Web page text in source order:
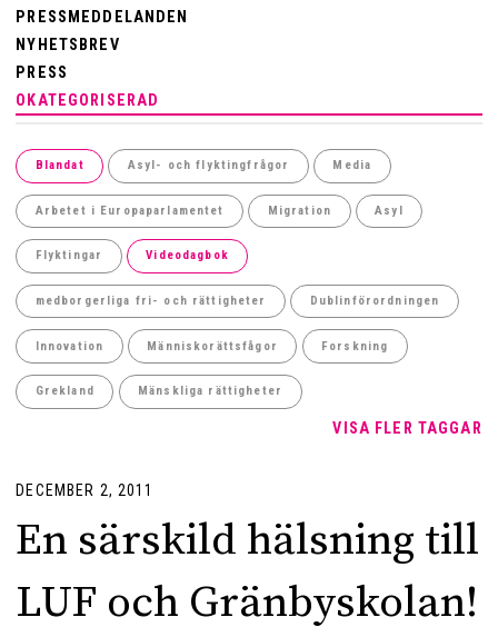
PRESSMEDDELANDEN
NYHETSBREV
PRESS
OKATEGORISERAD
Blandat Asyl- och flyktingfrågor Media
Arbetet i Europaparlamentet Migration Asyl
Flyktingar Videodagbok
medborgerliga fri- och rättigheter Dublinförordningen
Innovation Människorättsfågor Forskning
Grekland Mänskliga rättigheter
VISA FLER TAGGAR
DECEMBER 2, 2011
En särskild hälsning till
LUF och Gränbyskolan!